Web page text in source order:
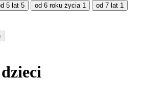
5 lat 5 od 6 roku życia 1 od 7 lat 1